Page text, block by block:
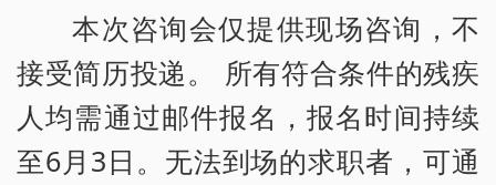
本次咨询会仅提供现场咨询，不
接受简历投递。 所有符合条件的残疾
人均需通过邮件报名，报名时间持续
至6月3日。无法到场的求职者，可通